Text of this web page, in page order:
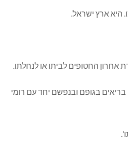
היא ארץ ישראל.
אחרון החטופים לביתו או לנחלתו.
בריאים בגופם ובנפשם יחד עם רומי